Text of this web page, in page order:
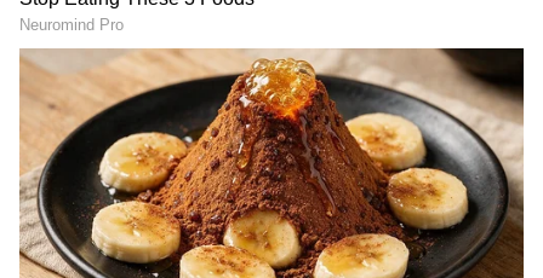
Image Credit :
ಟೈಪ್ ಸಿ ಹೆಸರಿನ ಅರ್ಥವೇನು
ಟೈಪ್-ಸಿ ಯಲ್ಲಿರುವ 'C' ಅಕ್ಷರಕ್ಕೆ ಯಾವುದೇ ಪೂರ್ಣರೂಪ
ಇಲ್ಲ ಅನ್ನೋದು ಒಂದು ಸ್ವಾರಸ್ಯಕರ ಸಂಗತಿ. ಇದಕ್ಕೆ ಕಾರಣ,
ಇದು ಚಾರ್ಜಿಂಗ್ ತಂತ್ರಜ್ಞಾನದ ಮೂರನೇ ಮತ್ತು ಅತ್ಯಂತ
ಯಶಸ್ವಿ ಪೀಳಿಗೆಯಾಗಿದೆ. ಅಲ್ಲದೆ, ಅದರ ಆಕಾರ ಮತ್ತು
ಬಳಕೆಯ ವಿಧಾನದಿಂದಾಗಿ ಈ ಹೆಸರನ್ನು ಇಡಲಾಗಿದೆ. ಇದಕ್ಕೂ